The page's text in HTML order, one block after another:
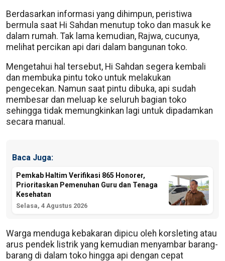
Berdasarkan informasi yang dihimpun, peristiwa
bermula saat Hi Sahdan menutup toko dan masuk ke
dalam rumah. Tak lama kemudian, Rajwa, cucunya,
melihat percikan api dari dalam bangunan toko.
Mengetahui hal tersebut, Hi Sahdan segera kembali
dan membuka pintu toko untuk melakukan
pengecekan. Namun saat pintu dibuka, api sudah
membesar dan meluap ke seluruh bagian toko
sehingga tidak memungkinkan lagi untuk dipadamkan
secara manual.
Baca Juga:
Pemkab Haltim Verifikasi 865 Honorer,
Prioritaskan Pemenuhan Guru dan Tenaga
Kesehatan
Selasa, 4 Agustus 2026
Warga menduga kebakaran dipicu oleh korsleting atau
arus pendek listrik yang kemudian menyambar barang-
barang di dalam toko hingga api dengan cepat